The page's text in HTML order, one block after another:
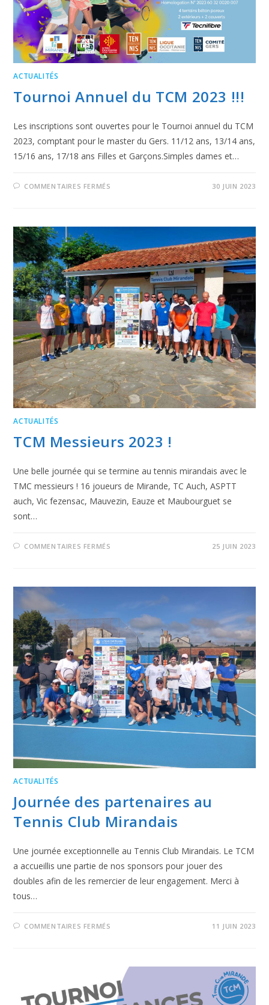
ACTUALITÉS
Tournoi Annuel du TCM 2023 !!!
Les inscriptions sont ouvertes pour le Tournoi annuel du TCM
2023, comptant pour le master du Gers. 11/12 ans, 13/14 ans,
15/16 ans, 17/18 ans Filles et Garçons.Simples dames et…
COMMENTAIRES FERMÉS 30 JUIN 2023
ACTUALITÉS
TCM Messieurs 2023 !
Une belle journée qui se termine au tennis mirandais avec le
TMC messieurs ! 16 joueurs de Mirande, TC Auch, ASPTT
auch, Vic fezensac, Mauvezin, Eauze et Maubourguet se
sont…
COMMENTAIRES FERMÉS 25 JUIN 2023
ACTUALITÉS
Journée des partenaires au
Tennis Club Mirandais
Une journée exceptionnelle au Tennis Club Mirandais. Le TCM
a accueillis une partie de nos sponsors pour jouer des
doubles afin de les remercier de leur engagement. Merci à
tous…
COMMENTAIRES FERMÉS 11 JUIN 2023